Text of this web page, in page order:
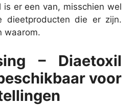
is er een van, misschien wel
dieetproducten die er zijn.
waarom.
– Diaetoxil
voor